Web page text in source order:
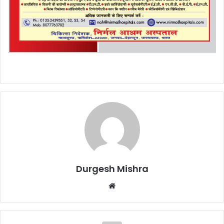
Durgesh Mishra
Website